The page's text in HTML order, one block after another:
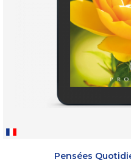
Pensées